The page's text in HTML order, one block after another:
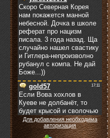
Для добавления необходима
авторизация